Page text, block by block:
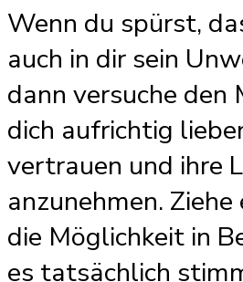
Wenn du spürst,
auch in dir sein
dann versuche den
dich aufrichtig
vertrauen und ihre
anzunehmen.
die Möglichkeit in
es tatsächlich